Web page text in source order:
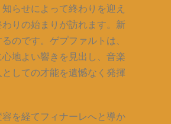
らせによって終わりを迎え
りの始まりが訪れます。新
のです。ゲプファルトは、
地よい響きを見出し、音楽
しての才能を遺憾なく発揮
を経てフィナーレへと導か